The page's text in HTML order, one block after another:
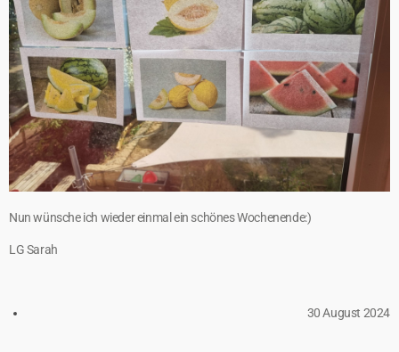
Nun wünsche ich wieder einmal ein schönes Wochenende:)
LG Sarah
30 August 2024